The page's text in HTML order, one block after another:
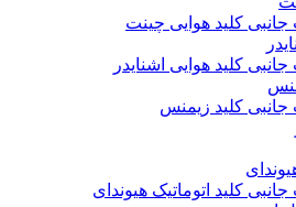
جانبی کلید هوایی چینت
کلید هوایی اشنایدر
جانبی کلید زیمنس
کلید اتوماتیک هیوندای